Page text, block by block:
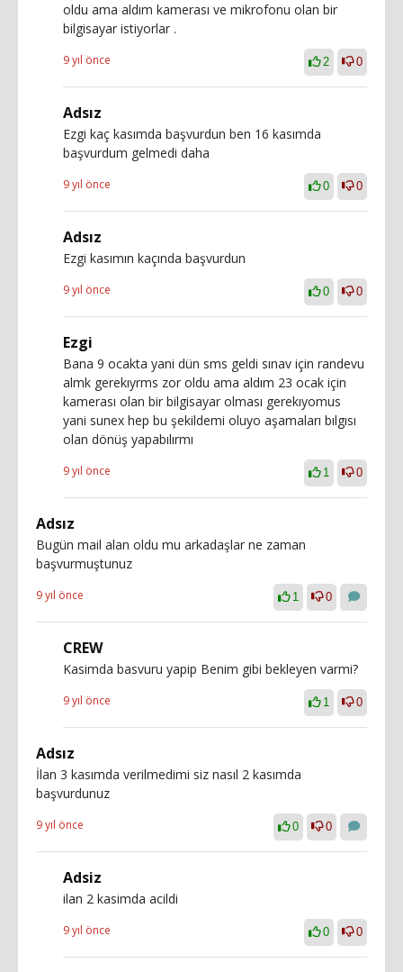
oldu ama aldım kamerası ve mikrofonu olan bir
bilgisayar istiyorlar .
9 yıl önce 2 0
Adsız
Ezgi kaç kasımda başvurdun ben 16 kasımda
başvurdum gelmedi daha
9 yıl önce 0 0
Adsız
Ezgi kasımın kaçında başvurdun
9 yıl önce 0 0
Ezgi
Bana 9 ocakta yani dün sms geldi sınav için randevu
almk gerekıyrms zor oldu ama aldım 23 ocak için
kamerası olan bir bilgisayar olması gerekıyomus
yani sunex hep bu şekildemi oluyo aşamaları bılgısı
olan dönüş yapabılırmı
9 yıl önce 1 0
Adsız
Bugün mail alan oldu mu arkadaşlar ne zaman
başvurmuştunuz
9 yıl önce 1 0
CREW
Kasimda basvuru yapip Benim gibi bekleyen varmi?
9 yıl önce 1 0
Adsız
İlan 3 kasımda verilmedimi siz nasıl 2 kasımda
başvurdunuz
9 yıl önce 0 0
Adsiz
ilan 2 kasimda acildi
9 yıl önce 0 0